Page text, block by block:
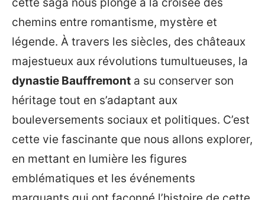
chemins entre romantisme, mystère et
légende. À travers les siècles, des châteaux
majestueux aux révolutions tumultueuses, la
dynastie Bauffremont a su conserver son
héritage tout en s’adaptant aux
bouleversements sociaux et politiques. C’est
cette vie fascinante que nous allons explorer,
en mettant en lumière les figures
emblématiques et les événements